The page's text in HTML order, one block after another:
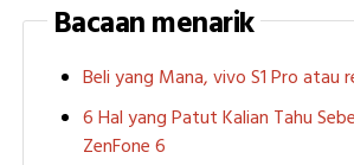
Bacaan menarik
Beli yang Mana, vivo S1 Pro atau
6 Hal yang Patut Kalian Tahu
ZenFone 6